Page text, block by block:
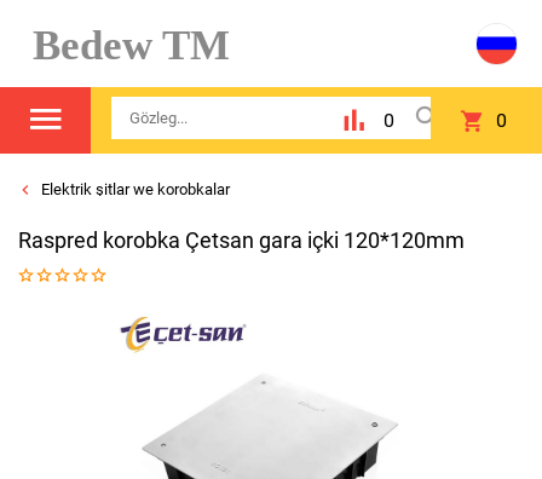
Bedew TM
0 0
Elektrik şitlar we korobkalar
Raspred kоrobka Çetsan gara içki 120*120mm